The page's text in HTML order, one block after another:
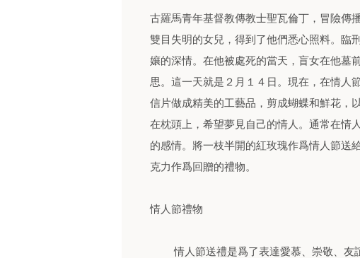
古羅馬青年基督教傳教士聖瓦倫丁，冒險傳
雙目失明的女兒，得到了他們悉心照料。臨
孃的深情。在他被處死的當天，盲女在他墓
思。這一天就是２月１４日。現在，在情人
信片做成精美的工藝品，剪成蝴蝶和鮮花，
在枕頭上，希望夢見自己的情人。通常在情
的感情。將一枝半開的紅玫瑰作爲情人節送
克力作爲回贈的禮物。
情人節禮物
情人節送禮是爲了表達愛慕、崇敬、友